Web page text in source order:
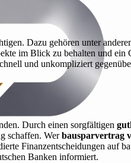
Dazu gehören unter
im Blick zu behalten und
und unkompliziert
Durch einen sorgfältigen
schaffen. Werbausparvertrag
Finanzentscheidungen auf
Banken informiert.